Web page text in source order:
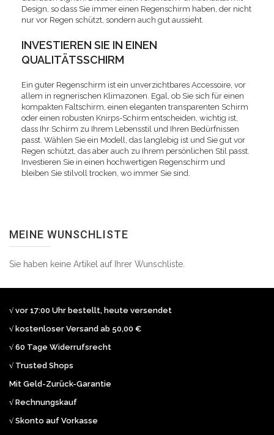
Design, so dass Sie immer einen Regenschirm haben, der nicht
nur vor Regen schützt, sondern auch gut aussieht.
INVESTIEREN SIE IN EINEN
QUALITÄTSSCHIRM
Ein guter Regenschirm ist ein unverzichtbares Accessoire, vor
allem in regnerischen Klimazonen. Egal, ob Sie sich für einen
kompakten Faltschirm, einen eleganten transparenten Schirm
oder einen robusten Knirps-Schirm entscheiden, wichtig ist,
dass Ihr Schirm zu Ihrem Lebensstil und Ihren Bedürfnissen
passt. Wählen Sie ein Modell, das langlebig ist und Sie gut vor
Regen schützt, das aber auch zu Ihrem persönlichen Stil passt.
Investieren Sie in einen hochwertigen Regenschirm und
bleiben Sie stilvoll trocken, wo immer Sie sind.
MEINE WUNSCHLISTE
Sie haben keine Artikel auf Ihrer Wunschliste.
√ vor 17:00 Uhr bestellt, heute versendet
√ kostenloser Versand ab 50,00 €
√ 60 Tage Widerrufsrecht
√ Trusted Shops
Mit Geld-Zurück-Garantie
√ Rechnungskauf
√ Skonto auf Vorkasse